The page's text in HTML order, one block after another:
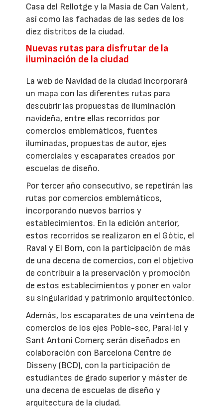
Casa del Rellotge y la Masia de Can Valent,
así como las fachadas de las sedes de los
diez distritos de la ciudad.
Nuevas rutas para disfrutar de la
iluminación de la ciudad
La web de Navidad de la ciudad incorporará
un mapa con las diferentes rutas para
descubrir las propuestas de iluminación
navideña, entre ellas recorridos por
comercios emblemáticos, fuentes
iluminadas, propuestas de autor, ejes
comerciales y escaparates creados por
escuelas de diseño.
Por tercer año consecutivo, se repetirán las
rutas por comercios emblemáticos,
incorporando nuevos barrios y
establecimientos. En la edición anterior,
estos recorridos se realizaron en el Gòtic, el
Raval y El Born, con la participación de más
de una decena de comercios, con el objetivo
de contribuir a la preservación y promoción
de estos establecimientos y poner en valor
su singularidad y patrimonio arquitectónico.
Además, los escaparates de una veintena de
comercios de los ejes Poble-sec, Paral·lel y
Sant Antoni Comerç serán diseñados en
colaboración con Barcelona Centre de
Disseny (BCD), con la participación de
estudiantes de grado superior y máster de
una decena de escuelas de diseño y
arquitectura de la ciudad.